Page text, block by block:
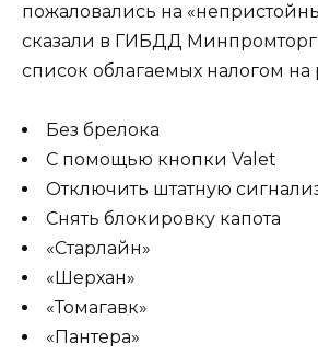
пожаловались на
сказали в ГИБДД Минпромторг
список облагаемых налогом
Без брелока
С помощью кнопки Valet
Отключить штатную
Снять блокировку капота
«Старлайн»
«Шерхан»
«Томагавк»
«Пантера»